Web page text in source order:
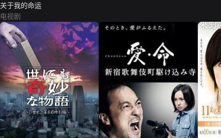
关于我的命运
电视剧